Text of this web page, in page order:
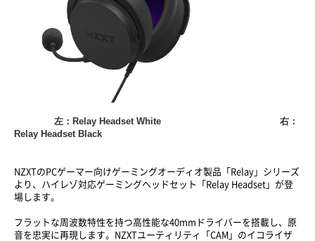
左：Relay Headset White
右：
Relay Headset Black
NZXTのPCゲーマー向けゲーミングオーディオ製品「Relay」シリーズ
より、ハイレゾ対応ゲーミングヘッドセット「Relay Headset」が登
場します。
フラットな周波数特性を持つ高性能な40mmドライバーを搭載し、原
音を忠実に再現します。NZXTユーティリティ「CAM」のイコライザ